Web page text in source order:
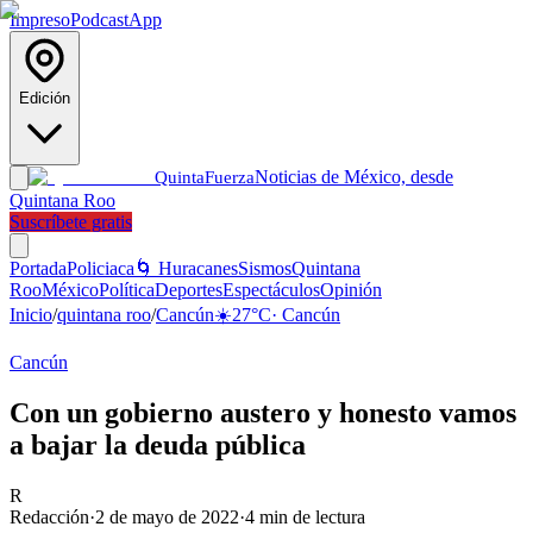
ImpresoPodcastApp
Edición
QuintaFuerzaNoticias de México, desde
Quintana Roo
Suscríbete gratis
PortadaPoliciaca 🌀 HuracanesSismosQuintana
RooMéxicoPolíticaDeportesEspectáculosOpinión
Inicio/quintana roo/Cancún☀️27°C· Cancún
Cancún
Con un gobierno austero y honesto vamos
a bajar la deuda pública
R
Redacción·2 de mayo de 2022·4 min de lectura